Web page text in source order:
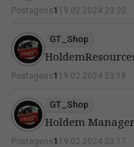
Postagens1 19.02.2024 23:20
GT_Shop
Postagens1 19.02.2024 23:18
GT_Shop
Holdem
Postagens1 19.02.2024 23:17